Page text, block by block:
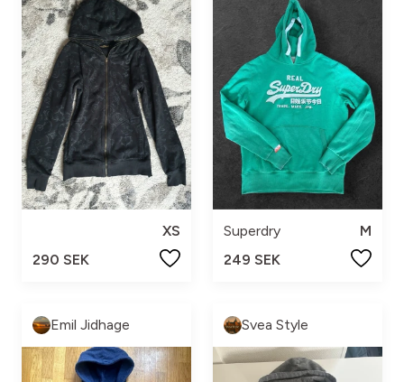
XS
290 SEK
Superdry
M
249 SEK
Emil Jidhage Svea Style